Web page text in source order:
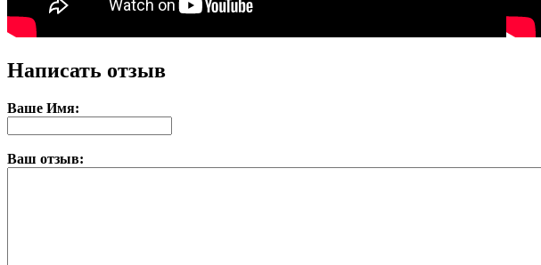
Написать отзыв
Ваше Имя:
Ваш отзыв: